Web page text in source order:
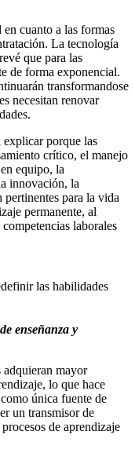
cuanto a las formas
La tecnología
que para las
de forma exponencial.
transformandose
necesitan renovar
explicar porque las
crítico, el manejo
equipo, la
innovación, la
para la vida
permanente, al
laborales
las habilidades
enseñanza y
mayor
lo que hace
única fuente de
un transmisor de
de aprendizaje